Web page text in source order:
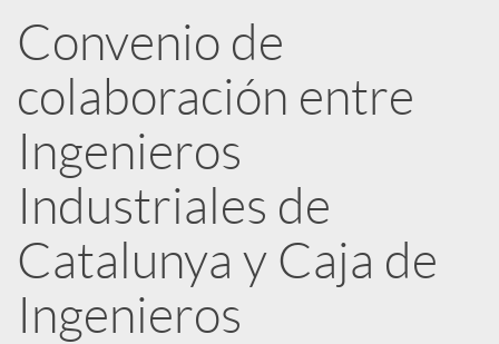
a
r
t
i
r
Convenio de
colaboración entre
Ingenieros
Industriales de
Catalunya y Caja de
Ingenieros